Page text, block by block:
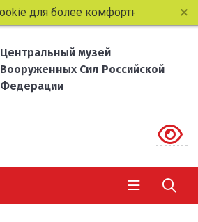
для более комфортной работы
Центральный музей
Вооруженных Сил Российской
Федерации